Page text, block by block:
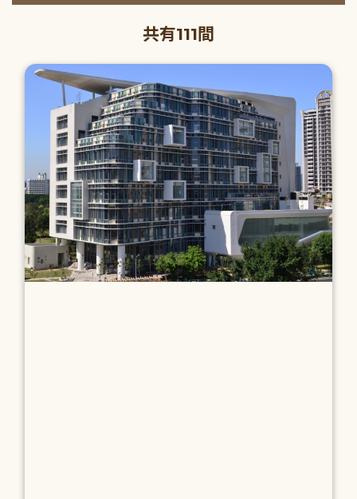
共有111間